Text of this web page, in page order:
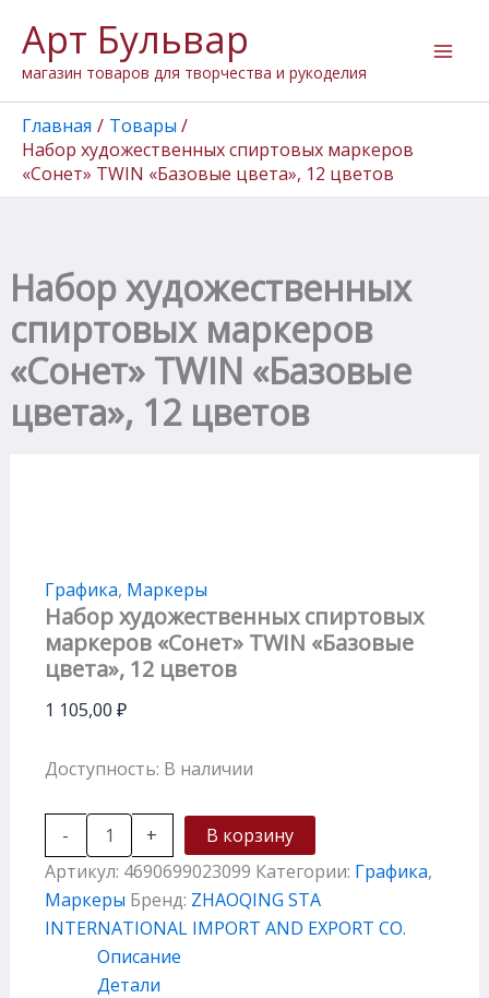
содержимому
Арт Бульвар
магазин товаров для творчества и рукоделия
Главная
Товары
Набор художественных спиртовых маркеров
«Сонет» TWIN «Базовые цвета», 12 цветов
Набор художественных
спиртовых маркеров
«Сонет» TWIN «Базовые
цвета», 12 цветов
Графика, Маркеры
Набор художественных спиртовых
маркеров «Сонет» TWIN «Базовые
цвета», 12 цветов
1 105,00 ₽
Доступность: В наличии
-
товара
Набор
художественных
спиртовых
маркеров
"Сонет"
TWIN
"Базовые
+
В корзину
Артикул: 4690699023099 Категории: Графика,
Маркеры Бренд: ZHAOQING STA
INTERNATIONAL IMPORT AND EXPORT CO.
Описание
Детали